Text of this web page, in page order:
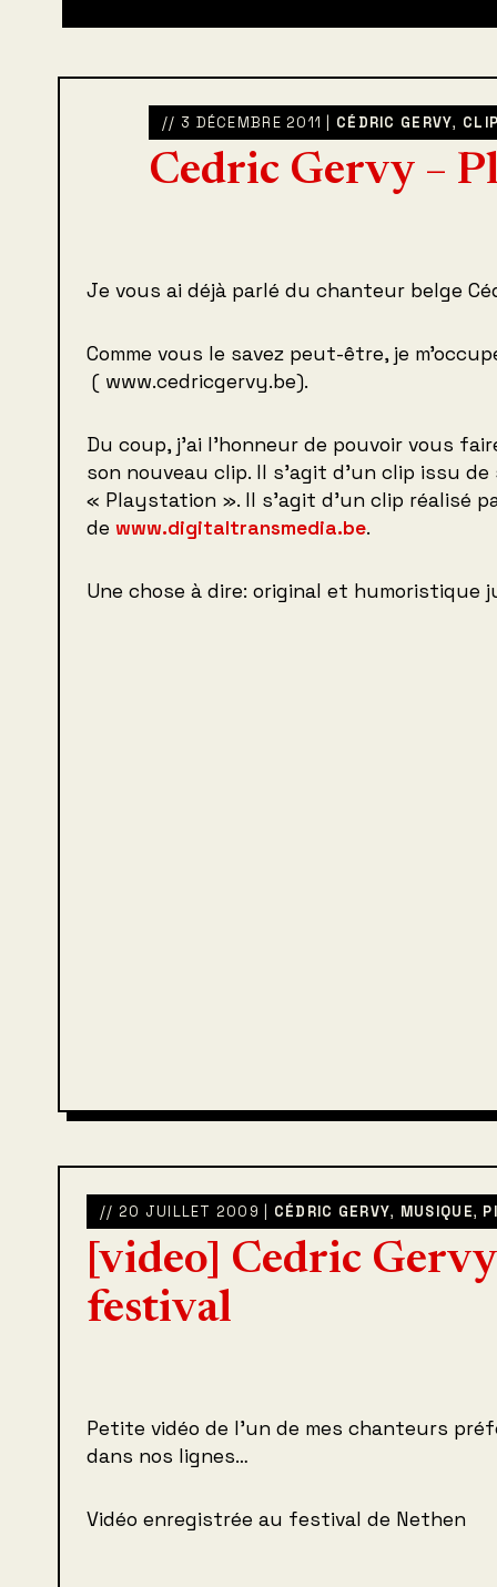
// 3 DÉCEMBRE 2011 | CÉDRIC GERVY,
Cedric Gervy –
Je vous ai déjà parlé du chanteur belge
Comme vous le savez peut-être, je
( www.cedricgervy.be).
Du coup, j’ai l’honneur de pouvoir vous
son nouveau clip. Il s’agit d’un clip issu
« Playstation ». Il s’agit d’un clip réalisé
de www.digitaltransmedia.be.
Une chose à dire: original et humoristique
// 20 JUILLET 2009 | CÉDRIC GERVY, MUSIQUE,
[video] Cedric
festival
Petite vidéo de l’un de mes chanteurs
dans nos lignes…
Vidéo enregistrée au festival de Nethen